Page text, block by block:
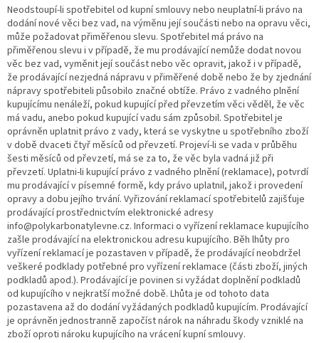
Neodstoupí-li spotřebitel od kupní smlouvy nebo neuplatní-li právo na
dodání nové věci bez vad, na výměnu její součásti nebo na opravu věci,
může požadovat přiměřenou slevu. Spotřebitel má právo na
přiměřenou slevu i v případě, že mu prodávající nemůže dodat novou
věc bez vad, vyměnit její součást nebo věc opravit, jakož i v případě,
že prodávající nezjedná nápravu v přiměřené době nebo že by zjednání
nápravy spotřebiteli působilo značné obtíže. Právo z vadného plnění
kupujícímu nenáleží, pokud kupující před převzetím věci věděl, že věc
má vadu, anebo pokud kupující vadu sám způsobil. Spotřebitel je
oprávněn uplatnit právo z vady, která se vyskytne u spotřebního zboží
v době dvaceti čtyř měsíců od převzetí. Projeví-li se vada v průběhu
šesti měsíců od převzetí, má se za to, že věc byla vadná již při
převzetí. Uplatni-li kupující právo z vadného plnění (reklamace), potvrdí
mu prodávající v písemné formě, kdy právo uplatnil, jakož i provedení
opravy a dobu jejího trvání. Vyřizování reklamací spotřebitelů zajišťuje
prodávající prostřednictvím elektronické adresy
info@polykarbonatylevne.cz. Informaci o vyřízení reklamace kupujícího
zašle prodávající na elektronickou adresu kupujícího. Běh lhůty pro
vyřízení reklamací je pozastaven v případě, že prodávající neobdržel
veškeré podklady potřebné pro vyřízení reklamace (části zboží, jiných
podkladů apod.). Prodávající je povinen si vyžádat doplnění podkladů
od kupujícího v nejkratší možné době. Lhůta je od tohoto data
pozastavena až do dodání vyžádaných podkladů kupujícím. Prodávající
je oprávněn jednostranně započíst nárok na náhradu škody vzniklé na
zboží oproti nároku kupujícího na vrácení kupní smlouvy.